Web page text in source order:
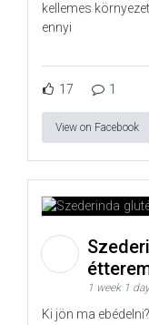
kellemes
ennyi
17 1
View on Facebook
1 week 1
Ki jön ma